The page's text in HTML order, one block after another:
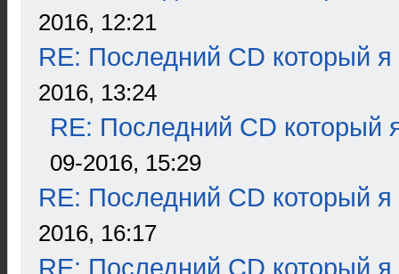
2016, 12:21
RE: Последний CD который я
2016, 13:24
RE: Последний CD который
09-2016, 15:29
RE: Последний CD который я
2016, 16:17
RE: Последний CD который я